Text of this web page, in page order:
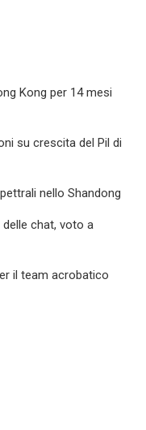
Kong per 14 mesi
su crescita del Pil di
nello Shandong
chat, voto a
il team acrobatico